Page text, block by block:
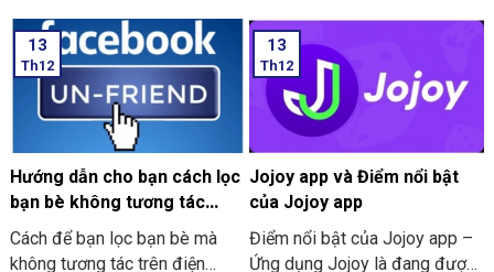
13
Th12
Hướng dẫn cho bạn cách lọc
bạn bè không tương tác
trên Facebook nhanh nhất
2024
Cách để bạn lọc bạn bè mà
không tương tác trên điện
13
Th12
Jojoy app và Điểm nổi bật
của Jojoy app
Điểm nổi bật của Jojoy app –
Ứng dụng Jojoy là đang được